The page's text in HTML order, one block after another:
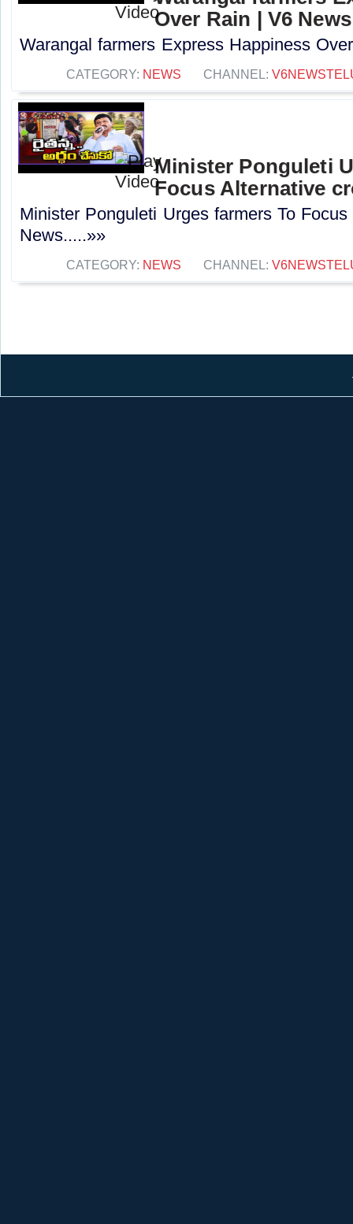
Over Rain | V6 News
Warangal farmers Express Happiness
CATEGORY: NEWS CHANNEL:
Minister Ponguleti
Focus Alternative
Minister Ponguleti Urges farmers To
News.....»»
CATEGORY: NEWS CHANNEL: